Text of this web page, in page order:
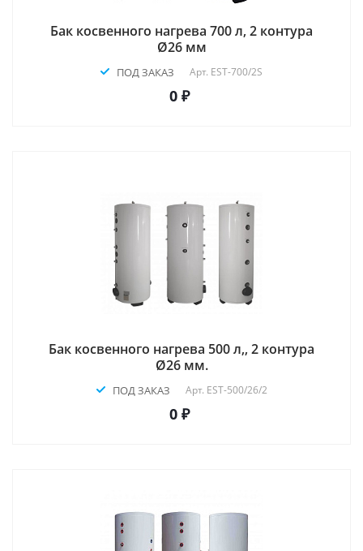
Бак косвенного нагрева 700 л, 2 контура
Ø26 мм
ПОД ЗАКАЗ Арт. EST-700/2S
0 ₽
Бак косвенного нагрева 500 л,, 2 контура
Ø26 мм.
ПОД ЗАКАЗ Арт. EST-500/26/2
0 ₽